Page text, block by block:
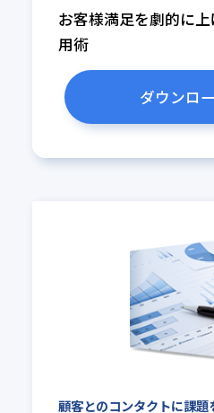
お客様満足を劇的に
用術
ダウンロ
顧客とのコンタクトに課題